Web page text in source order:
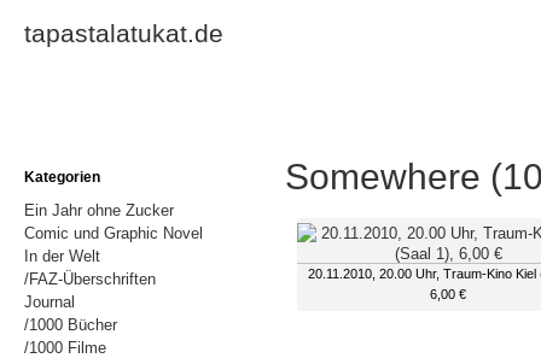
tapastalatukat.de
Somewhere
20.11.2010, 20.00 Uhr, Traum-Kino Kiel
6,00 €
Kategorien
Ein Jahr ohne Zucker
Comic und Graphic Novel
In der Welt
/FAZ-Überschriften
Journal
/1000 Bücher
/1000 Filme